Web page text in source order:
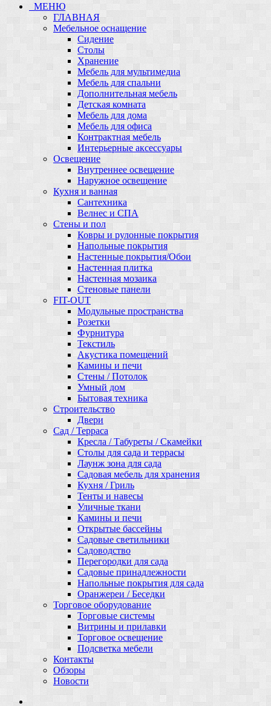
МЕНЮ
ГЛАВНАЯ
Мебельное оснащение
Сидение
Столы
Хранение
Мебель для мультимедиа
Мебель для спальни
Дополнительная мебель
Детская комната
Мебель для дома
Мебель для офиса
Контрактная мебель
Интерьерные аксессуары
Освещение
Внутреннее освещение
Наружное освещение
Кухня и ванная
Сантехника
Велнес и СПА
Стены и пол
Ковры и рулонные покрытия
Напольные покрытия
Настенные покрытия/Обои
Настенная плитка
Настенная мозаика
Стеновые панели
FIT-OUT
Модульные пространства
Розетки
Фурнитура
Текстиль
Акустика помещений
Камины и печи
Стены / Потолок
Умный дом
Бытовая техника
Строительство
Двери
Сад / Терраса
Кресла / Табуреты / Скамейки
Столы для сада и террасы
Лаунж зона для сада
Садовая мебель для хранения
Кухня / Гриль
Тенты и навесы
Уличные ткани
Камины и печи
Открытые бассейны
Садовые светильники
Садоводство
Перегородки для сада
Садовые принадлежности
Напольные покрытия для сада
Оранжереи / Беседки
Торговое оборудование
Торговые системы
Витрины и прилавки
Торговое освещение
Подсветка мебели
Контакты
Обзоры
Новости